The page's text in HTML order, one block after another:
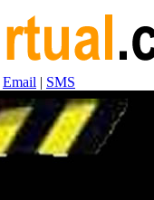
Email | SMS